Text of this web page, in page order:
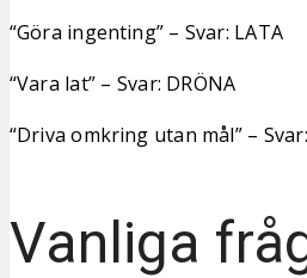
“Göra ingenting” – Svar: LATA
“Vara lat” – Svar: DRÖNA
“Driva omkring utan mål” –
Vanliga